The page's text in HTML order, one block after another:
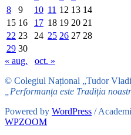
8
9 10 11 12 13 14
15 16 17 18 19 20 21
22 23 24 25 26 27 28
29 30
« aug.
oct. »
© Colegiul Național „Tudor
„Performanța este Tradiția
Powered by WordPress /
WPZOOM